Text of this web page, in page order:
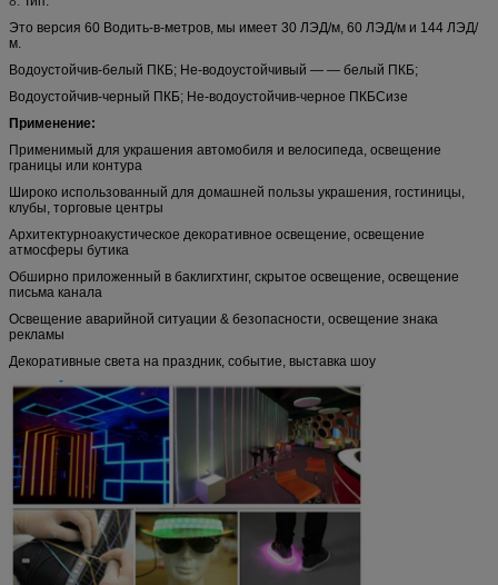
Это версия 60 Водить-в-метров, мы имеет 30 ЛЭД/м, 60 ЛЭД/м и 144 ЛЭД/
м.
Водоустойчив-белый ПКБ; Не-водоустойчивый — — белый ПКБ;
Водоустойчив-черный ПКБ; Не-водоустойчив-черное ПКБСизе
Применение:
Применимый для украшения автомобиля и велосипеда, освещение
границы или контура
Широко использованный для домашней пользы украшения, гостиницы,
клубы, торговые центры
Архитектурноакустическое декоративное освещение, освещение
атмосферы бутика
Обширно приложенный в баклигхтинг, скрытое освещение, освещение
письма канала
Освещение аварийной ситуации & безопасности, освещение знака
рекламы
Декоративные света на праздник, событие, выставка шоу